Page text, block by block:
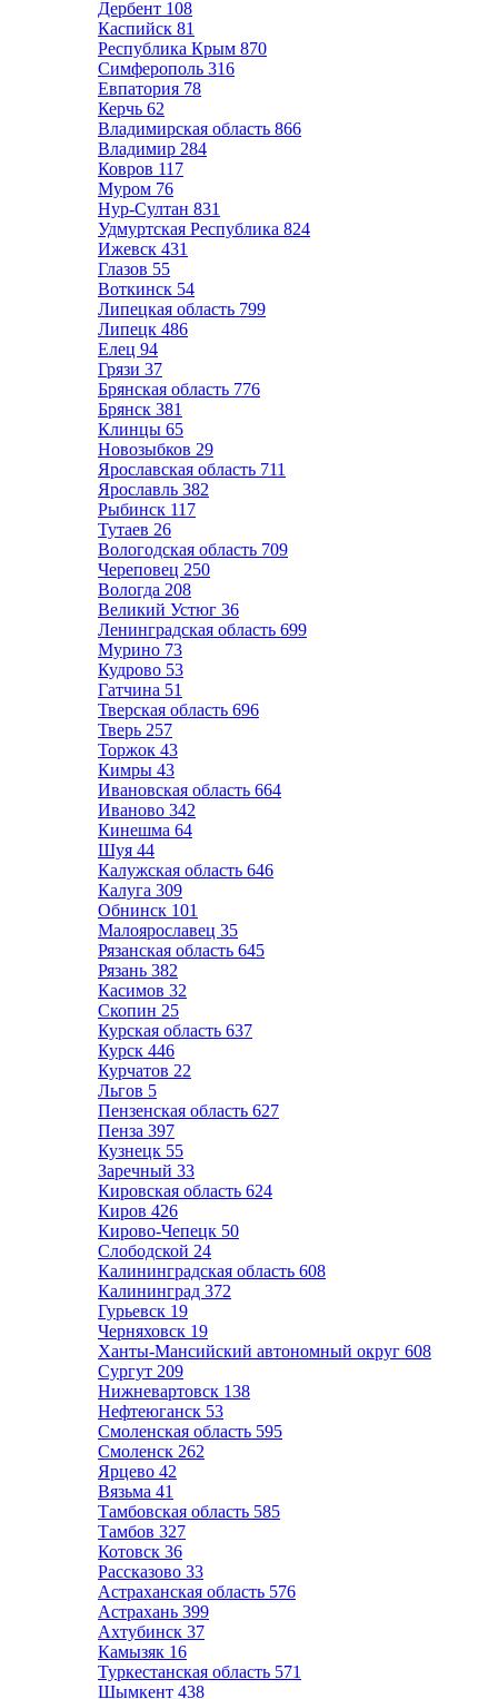
Дербент 108
Каспийск 81
Республика Крым 870
Симферополь 316
Евпатория 78
Керчь 62
Владимирская область 866
Владимир 284
Ковров 117
Муром 76
Нур-Султан 831
Удмуртская Республика 824
Ижевск 431
Глазов 55
Воткинск 54
Липецкая область 799
Липецк 486
Елец 94
Грязи 37
Брянская область 776
Брянск 381
Клинцы 65
Новозыбков 29
Ярославская область 711
Ярославль 382
Рыбинск 117
Тутаев 26
Вологодская область 709
Череповец 250
Вологда 208
Великий Устюг 36
Ленинградская область 699
Мурино 73
Кудрово 53
Гатчина 51
Тверская область 696
Тверь 257
Торжок 43
Кимры 43
Ивановская область 664
Иваново 342
Кинешма 64
Шуя 44
Калужская область 646
Калуга 309
Обнинск 101
Малоярославец 35
Рязанская область 645
Рязань 382
Касимов 32
Скопин 25
Курская область 637
Курск 446
Курчатов 22
Льгов 5
Пензенская область 627
Пенза 397
Кузнецк 55
Заречный 33
Кировская область 624
Киров 426
Кирово-Чепецк 50
Слободской 24
Калининградская область 608
Калининград 372
Гурьевск 19
Черняховск 19
Ханты-Мансийский автономный округ 608
Сургут 209
Нижневартовск 138
Нефтеюганск 53
Смоленская область 595
Смоленск 262
Ярцево 42
Вязьма 41
Тамбовская область 585
Тамбов 327
Котовск 36
Рассказово 33
Астраханская область 576
Астрахань 399
Ахтубинск 37
Камызяк 16
Туркестанская область 571
Шымкент 438